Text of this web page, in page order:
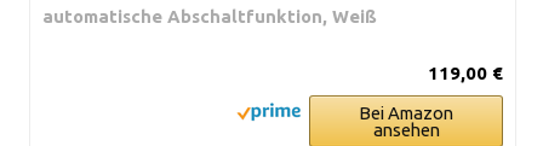
automatische Abschaltfunktion, Weiß
119,00 €
Bei Amazon
ansehen